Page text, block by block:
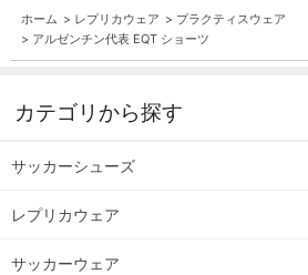
ホーム > レプリカウェア > プラクティスウェア
> アルゼンチン代表 EQT ショーツ
カテゴリから探す
サッカーシューズ
レプリカウェア
サッカーウェア